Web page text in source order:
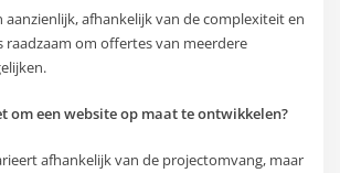
aanzienlijk, afhankelijk van de complexiteit en
raadzaam om offertes van meerdere
om een website op maat te ontwikkelen?
afhankelijk van de projectomvang, maar